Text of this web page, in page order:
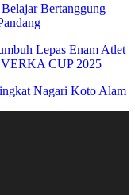
Bertanggung
Lepas Enam Atlet
VERKA CUP 2025
Nagari Koto Alam